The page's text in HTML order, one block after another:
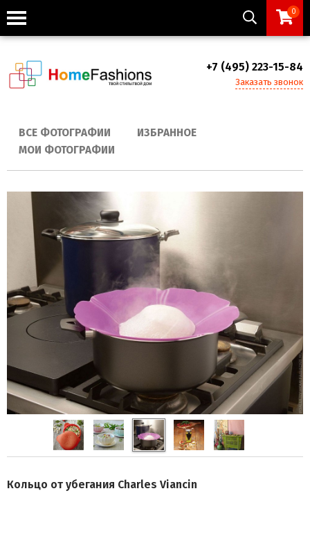
0
+7 (495) 223-15-84
Заказать звонок
ВСЕ ФОТОГРАФИИ
ИЗБРАННОЕ
МОИ ФОТОГРАФИИ
Кольцо от убегания Charles Viancin